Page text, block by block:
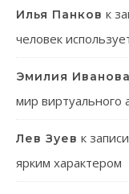
Илья Панков к
человек
Эмилия Иванова
мир виртуального
Лев Зуев к записи
ярким характером